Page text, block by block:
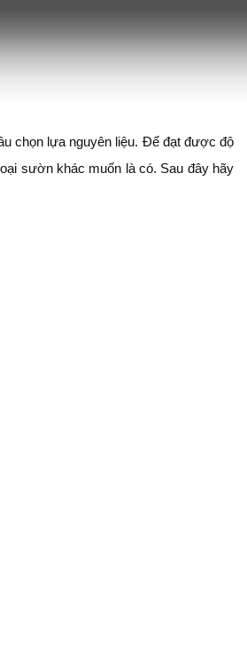
chọn lựa nguyên liệu. Để đạt được độ
sườn khác muốn là có. Sau đây hãy